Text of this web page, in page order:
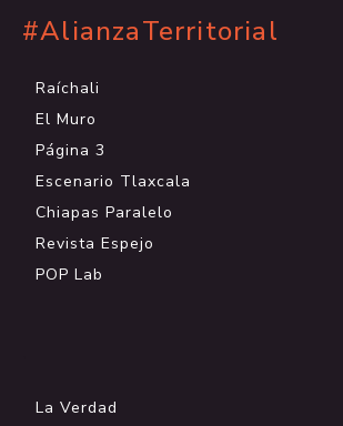
#AlianzaTerritorial
Raíchali
El Muro
Página 3
Escenario Tlaxcala
Chiapas Paralelo
Revista Espejo
POP Lab
La Verdad